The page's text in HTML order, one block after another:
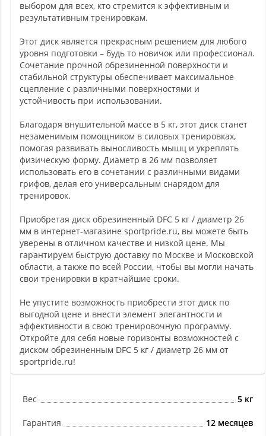
выбором для всех, кто стремится к эффективным и
результативным тренировкам.
Этот диск является прекрасным решением для любого
уровня подготовки – будь то новичок или профессионал.
Сочетание прочной обрезиненной поверхности и
стабильной структуры обеспечивает максимальное
сцепление с различными поверхностями и
устойчивость при использовании.
Благодаря внушительной массе в 5 кг, этот диск станет
незаменимым помощником в силовых тренировках,
помогая развивать выносливость мышц и укреплять
физическую форму. Диаметр в 26 мм позволяет
использовать его в сочетании с различными видами
грифов, делая его универсальным снарядом для
тренировок.
Приобретая диск обрезиненный DFC 5 кг / диаметр 26
мм в интернет-магазине sportpride.ru, вы можете быть
уверены в отличном качестве и низкой цене. Мы
гарантируем быструю доставку по Москве и Московской
области, а также по всей России, чтобы вы могли начать
свои тренировки в кратчайшие сроки.
Не упустите возможность приобрести этот диск по
выгодной цене и внести элемент элегантности и
эффективности в свою тренировочную программу.
Откройте для себя новые горизонты возможностей с
диском обрезиненным DFC 5 кг / диаметр 26 мм от
sportpride.ru!
Вес 5 кг
Гарантия 12 месяцев